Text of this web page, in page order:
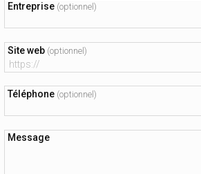
Entreprise (optionnel)
Site web (optionnel)
Téléphone (optionnel)
Message